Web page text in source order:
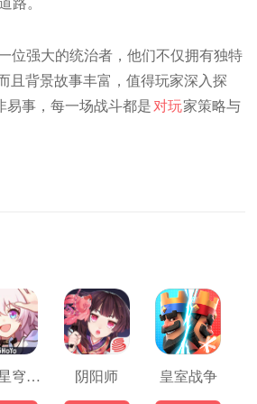
位强大的统治者，他们不仅拥有独特
且背景故事丰富，值得玩家深入探
易事，每一场战斗都是 对玩家策略与
崩坏星穹铁道 阴阳师 皇室战争